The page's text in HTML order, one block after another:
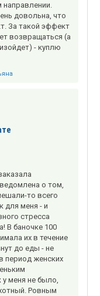
направлении.
довольна, что
За такой эффект
возвращаться (а
- куплю
о том,
то всего
для меня - и
стресса
В баночке 100
их в течение
до еды - не
период женских
у меня не было,
Ровным